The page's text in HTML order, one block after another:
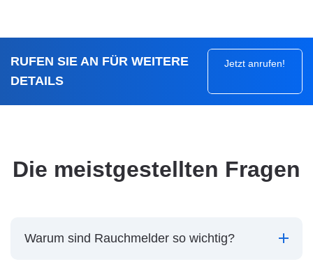
RUFEN SIE AN FÜR WEITERE
DETAILS
Jetzt anrufen!
Die meistgestellten Fragen
Warum sind Rauchmelder so wichtig?